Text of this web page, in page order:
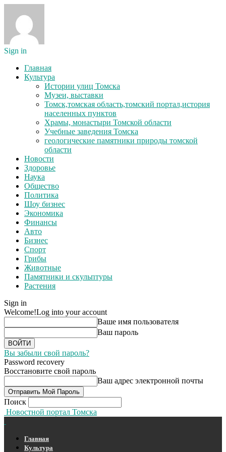
Sign in
Главная
Культура
Истории улиц Томска
Музеи, выставки
Томск,томская область,томский портал,история
населенных пунктов
Храмы, монастыри Томской области
Учебные заведения Томска
геологические памятники природы томской
области
Новости
Здоровье
Наука
Общество
Политика
Шоу бизнес
Экономика
Финансы
Авто
Бизнес
Спорт
Грибы
Животные
Памятники и скульптуры
Растения
Sign in
Welcome!Log into your account
Ваше имя пользователя
Ваш пароль
Вы забыли свой пароль?
Password recovery
Восстановите свой пароль
Ваш адрес электронной почты
Поиск
Новостной портал Томска
Главная
Культура